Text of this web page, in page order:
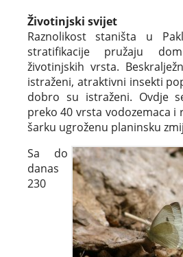
Životinjski svijet
Raznolikost staništa u
stratifikacije pružaju
životinjskih vrsta.
istraženi, atraktivni insekti
dobro su istraženi. Ovdje
preko 40 vrsta vodozemaca i
šarku ugroženu planinsku
Sa do
danas
230